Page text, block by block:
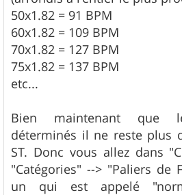
50x1.82 = 91 BPM
60x1.82 = 109 BPM
70x1.82 = 127 BPM
75x1.82 = 137 BPM
etc...
Bien maintenant que
déterminés il ne reste plus
ST. Donc vous allez dans
"Catégories" --> "Paliers de
un qui est appelé